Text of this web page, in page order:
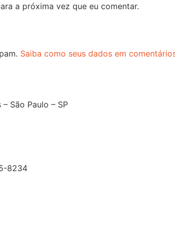
a próxima vez que eu comentar.
Saiba como seus dados em
São Paulo – SP
8234